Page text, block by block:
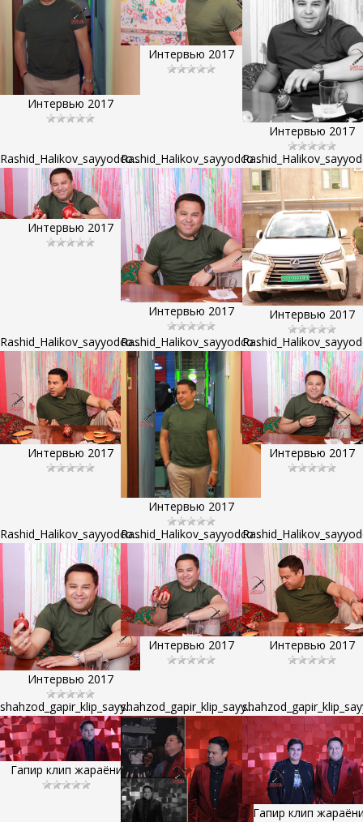
Интервью 2017
Интервью 2017
Интервью 2017
Rashid_Halikov_sayyodco...
Интервью 2017
Rashid_Halikov_sayyodco...
Интервью 2017
Интервью 2017
Rashid_Halikov_sayyodco...
Интервью 2017
Rashid_Halikov_sayyodco...
Интервью 2017
Интервью 2017
Rashid_Halikov_sayyodco...
Интервью 2017
Rashid_Halikov_sayyodco...
Интервью 2017 Интервью 2017
shahzod_gapir_klip_sayy...
Гапир клип жараёни
shahzod_gapir_klip_sayy...
Гапир клип